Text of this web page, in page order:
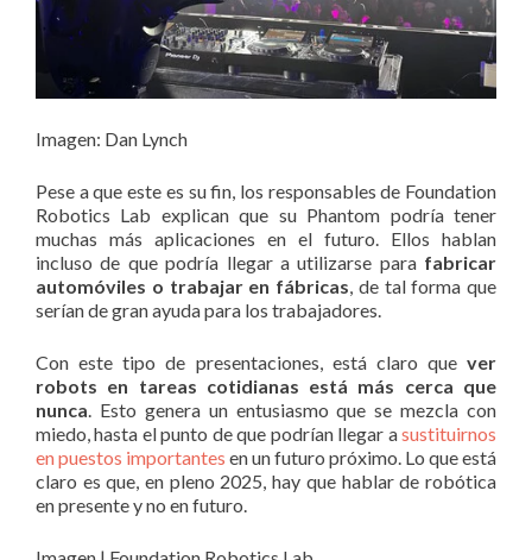
Imagen: Dan Lynch
Pese a que este es su fin, los responsables de Foundation
Robotics Lab explican que su Phantom podría tener
muchas más aplicaciones en el futuro. Ellos hablan
incluso de que podría llegar a utilizarse para fabricar
automóviles o trabajar en fábricas, de tal forma que
serían de gran ayuda para los trabajadores.
Con este tipo de presentaciones, está claro que ver
robots en tareas cotidianas está más cerca que
nunca. Esto genera un entusiasmo que se mezcla con
miedo, hasta el punto de que podrían llegar asustituirnos
en puestos importantes en un futuro próximo. Lo que está
claro es que, en pleno 2025, hay que hablar de robótica
en presente y no en futuro.